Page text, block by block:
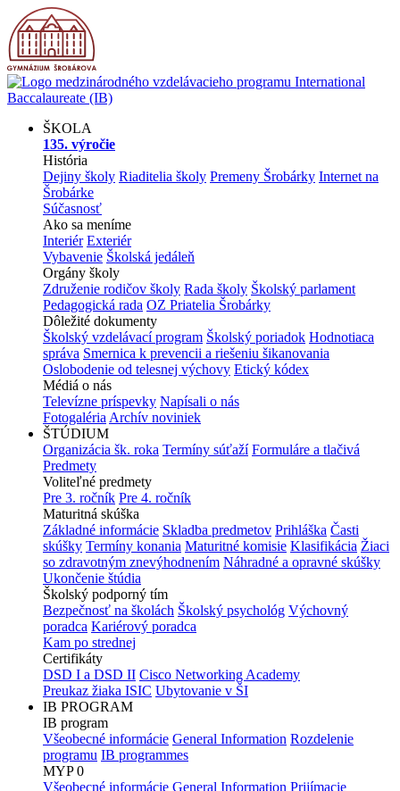
ŠKOLA
135. výročie
História
Dejiny školy Riaditelia školy Premeny Šrobárky Internet na
Šrobárke
Súčasnosť
Ako sa meníme
Interiér Exteriér
Vybavenie Školská jedáleň
Orgány školy
Združenie rodičov školy Rada školy Školský parlament
Pedagogická rada OZ Priatelia Šrobárky
Dôležité dokumenty
Školský vzdelávací program Školský poriadok Hodnotiaca
správa Smernica k prevencii a riešeniu šikanovania
Oslobodenie od telesnej výchovy Etický kódex
Médiá o nás
Televízne príspevky Napísali o nás
Fotogaléria Archív noviniek
ŠTÚDIUM
Organizácia šk. roka Termíny súťaží Formuláre a tlačivá
Predmety
Voliteľné predmety
Pre 3. ročník Pre 4. ročník
Maturitná skúška
Základné informácie Skladba predmetov Prihláška Časti
skúšky Termíny konania Maturitné komisie Klasifikácia Žiaci
so zdravotným znevýhodnením Náhradné a opravné skúšky
Ukončenie štúdia
Školský podporný tím
Bezpečnosť na školách Školský psychológ Výchovný
poradca Kariérový poradca
Kam po strednej
Certifikáty
DSD I a DSD II Cisco Networking Academy
Preukaz žiaka ISIC Ubytovanie v ŠI
IB PROGRAM
IB program
Všeobecné informácie General Information Rozdelenie
programu IB programmes
MYP 0
Všeobecné informácie General Information Prijímacie